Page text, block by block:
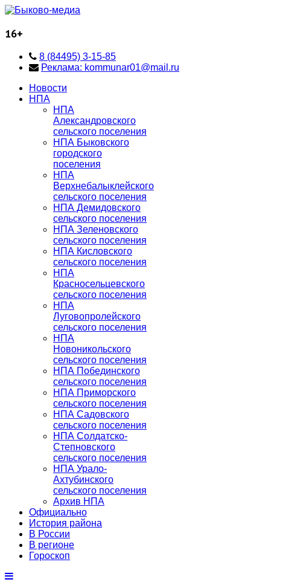
16+
8 (84495) 3-15-85
Реклама: kommunar01@mail.ru
Новости
НПА
НПА
Александровского
сельского поселения
НПА Быковского
городского
поселения
НПА
Верхнебалыклейского
сельского поселения
НПА Демидовского
сельского поселения
НПА Зеленовского
сельского поселения
НПА Кисловского
сельского поселения
НПА
Красносельцевского
сельского поселения
НПА
Луговопролейского
сельского поселения
НПА
Новоникольского
сельского поселения
НПА Побединского
сельского поселения
НПА Приморского
сельского поселения
НПА Садовского
сельского поселения
НПА Солдатско-
Степновского
сельского поселения
НПА Урало-
Ахтубинского
сельского поселения
Архив НПА
Официально
История района
В России
В регионе
Гороскоп